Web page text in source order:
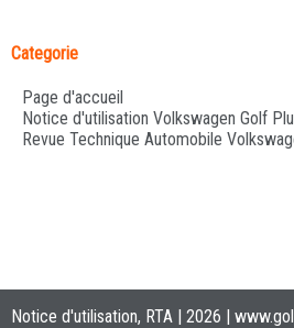
Categorie
Page d'accueil
Notice d'utilisation Volkswagen Golf
Revue Technique Automobile
Notice d'utilisation, RTA | 2026 |